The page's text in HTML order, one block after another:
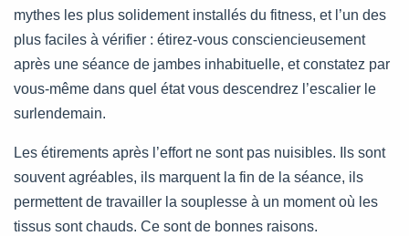
mythes les plus solidement installés du fitness, et l’un des
plus faciles à vérifier : étirez-vous consciencieusement
après une séance de jambes inhabituelle, et constatez par
vous-même dans quel état vous descendrez l’escalier le
surlendemain.
Les étirements après l’effort ne sont pas nuisibles. Ils sont
souvent agréables, ils marquent la fin de la séance, ils
permettent de travailler la souplesse à un moment où les
tissus sont chauds. Ce sont de bonnes raisons.